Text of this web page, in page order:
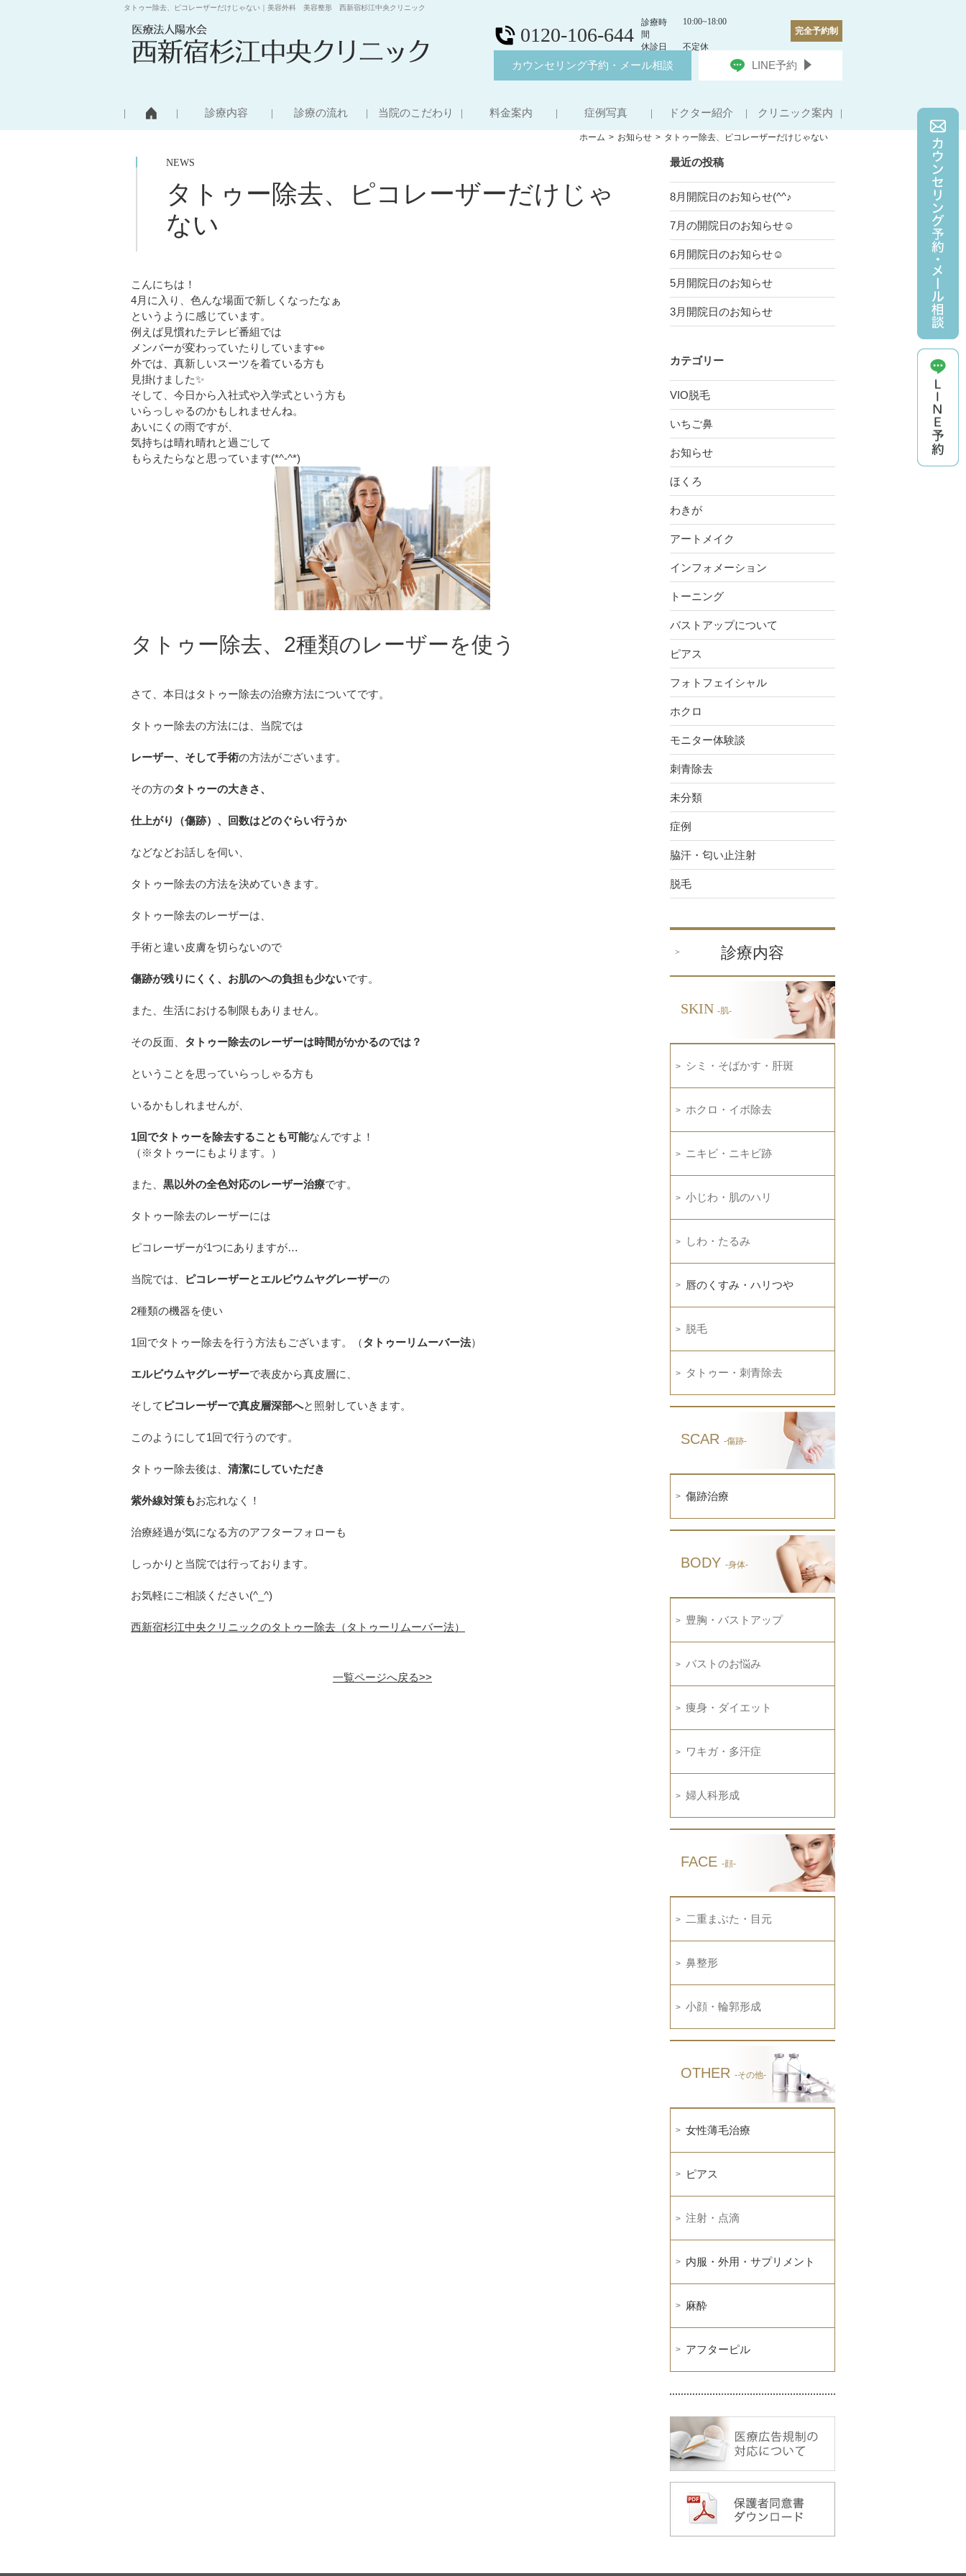
タトゥー除去、ピコレーザーだけじゃない｜美容外科 美容整形 西新宿杉江中央クリニック
0120-106-644
診療時
間
10:00~18:00
休診日 不定休
カウンセリング予約・メール相談 LINE予約
完全予約制
診療内容 診療の流れ 当院のこだわり 料金案内 症例写真 ドクター紹介 クリニック案内
ホーム お知らせ タトゥー除去、ピコレーザーだけじゃない
NEWS
タトゥー除去、ピコレーザーだけじゃ
ない
こんにちは！
4月に入り、色んな場面で新しくなったなぁ
というように感じています。
例えば見慣れたテレビ番組では
メンバーが変わっていたりしています👀
外では、真新しいスーツを着ている方も
見掛けました✨
そして、今日から入社式や入学式という方も
いらっしゃるのかもしれませんね。
あいにくの雨ですが、
気持ちは晴れ晴れと過ごして
もらえたらなと思っています(*^-^*)
タトゥー除去、2種類のレーザーを使う
さて、本日はタトゥー除去の治療方法についてです。
タトゥー除去の方法には、当院では
レーザー、そして手術の方法がございます。
その方のタトゥーの大きさ、
仕上がり（傷跡）、回数はどのぐらい行うか
などなどお話しを伺い、
タトゥー除去の方法を決めていきます。
タトゥー除去のレーザーは、
手術と違い皮膚を切らないので
傷跡が残りにくく、 お肌のへの負担も少ないです。
また、生活における制限もありません。
その反面、 タトゥー除去のレーザーは時間がかかるのでは？
ということを思っていらっしゃる方も
いるかもしれませんが、
1回でタトゥーを除去することも可能なんですよ！
（※タトゥーにもよります。）
また、 黒以外の全色対応のレーザー治療です。
タトゥー除去のレーザーには
ピコレーザーが1つにありますが…
当院では、 ピコレーザーとエルビウムヤグレーザーの
2種類の機器を使い
1回でタトゥー除去を行う方法もございます。（タトゥーリムーバー法）
エルビウムヤグレーザーで表皮から真皮層に、
そして ピコレーザーで真皮層深部へと照射していきます。
このようにして1回で行うのです。
タトゥー除去後は、 清潔にしていただき
紫外線対策もお忘れなく！
治療経過が気になる方のアフターフォローも
しっかりと当院では行っております。
お気軽にご相談ください(^_^)
西新宿杉江中央クリニックのタトゥー除去（タトゥーリムーバー法）
一覧ページへ戻る>>
最近の投稿
8月開院日のお知らせ(^^♪
7月の開院日のお知らせ☺
6月開院日のお知らせ☺
5月開院日のお知らせ
3月開院日のお知らせ
カテゴリー
VIO脱毛
いちご鼻
お知らせ
ほくろ
わきが
アートメイク
インフォメーション
トーニング
バストアップについて
ピアス
フォトフェイシャル
ホクロ
モニター体験談
刺青除去
未分類
症例
脇汗・匂い止注射
脱毛
診療内容
SKIN -肌-
シミ・そばかす・肝斑
ホクロ・イボ除去
ニキビ・ニキビ跡
小じわ・肌のハリ
しわ・たるみ
唇のくすみ・ハリつや
脱毛
タトゥー・刺青除去
SCAR -傷跡-
傷跡治療
BODY -身体-
豊胸・バストアップ
バストのお悩み
痩身・ダイエット
ワキガ・多汗症
婦人科形成
FACE -顔-
二重まぶた・目元
鼻整形
小顔・輪郭形成
OTHER -その他-
女性薄毛治療
ピアス
注射・点滴
内服・外用・サプリメント
麻酔
アフターピル